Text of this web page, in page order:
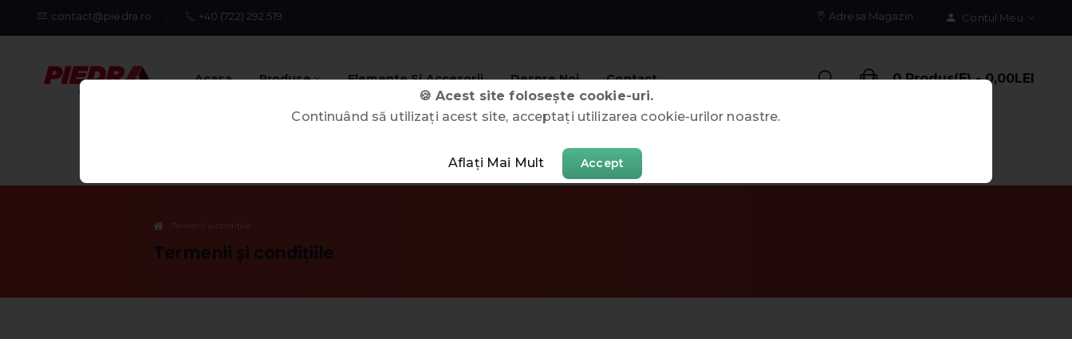
contact@piedra.ro +40 (722) 292 519 Adresa Magazin Contul Meu
Acasa Produse Elemente Si Accesorii Despre Noi Contact 0 Produs(e) - 0,00LEI
Termenii și condițiile
Termenii și condițiile
🍪 Acest site folosește cookie-uri.
Continuând să utilizați acest site, acceptați utilizarea cookie-urilor noastre.
Aflați Mai Mult Accept